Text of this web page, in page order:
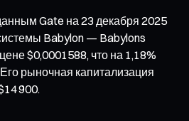
Gate на 23 декабря 2025
Babylon — Babylons
$0,0001588, что на 1,18%
рыночная капитализация
900.